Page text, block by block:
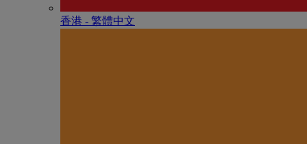
香港 - 繁體中文